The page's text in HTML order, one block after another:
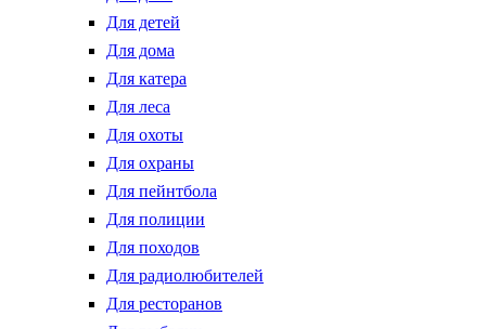
Для детей
Для дома
Для катера
Для леса
Для охоты
Для охраны
Для пейнтбола
Для полиции
Для походов
Для радиолюбителей
Для ресторанов